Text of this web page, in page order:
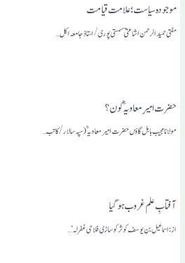
موجودہ سیاست؛ علامت قیامت
مفتی حمید الرحمن اشاعتی ؔ سمستی پوری /استاذ جامعہ اکل…
حضرت امیرِ معاویہؓ کون ؟
مولانا مجیب بابل گاؤں حضرت امیر معاویہؓ (سپہ سالار /کاتب…
آفتابِ علم غروب ہو گیا
از: اسماعیل بن یوسف کوثرکوساڑی فلاحی غفرلہ‘ …